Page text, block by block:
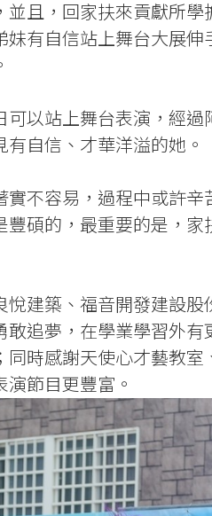
且，回家扶來貢獻所
有自信站上舞台大展伸
以站上舞台表演，經過
自信、才華洋溢的她。
不容易，過程中或許辛
碩的，最重要的是，家
建築、福音開發建設股
追夢，在學業學習外有
時感謝天使心才藝教
節目更豐富。